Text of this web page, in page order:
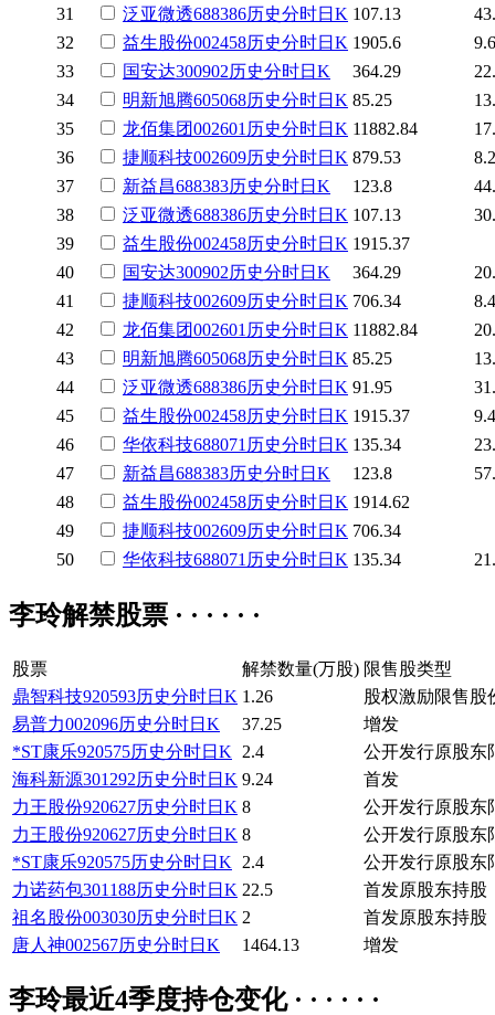
31
泛亚微透688386历史分时日K 107.13
32
益生股份002458历史分时日K 1905.6
33
国安达300902历史分时日K 364.29
34
明新旭腾605068历史分时日K 85.25
35
龙佰集团002601 历史分时日K 11882.84
36
捷顺科技002609历史分时日K 879.53
37
新益昌688383历史分时日K 123.8
38
泛亚微透688386历史分时日K 107.13
39
益生股份002458历史分时日K 1915.37
40
国安达300902历史分时日K 364.29
41
捷顺科技002609历史分时日K 706.34
42
龙佰集团002601 历史分时日K 11882.84
43
明新旭腾605068历史分时日K 85.25
44
泛亚微透688386历史分时日K 91.95
45
益生股份002458历史分时日K 1915.37
46
华依科技688071 历史分时日K 135.34
47
新益昌688383历史分时日K 123.8
48
益生股份002458历史分时日K 1914.62
49
捷顺科技002609历史分时日K 706.34
50
华依科技688071 历史分时日K 135.34
李玲解禁股票 · · · · · ·
股票 解禁数量(万股) 限售股类型
鼎智科技920593历史分时日K 1.26
股权激励限售股
易普力002096历史分时日K 37.25
增发
*ST康乐920575历史分时日K 2.4
公开发行原股东
海科新源301292历史分时日K 9.24
首发
力王股份920627历史分时日K 8
公开发行原股东
力王股份920627历史分时日K 8
公开发行原股东
*ST康乐920575历史分时日K 2.4
公开发行原股东
力诺药包301188历史分时日K 22.5
首发原股东持股
祖名股份003030历史分时日K 2
首发原股东持股
唐人神002567历史分时日K 1464.13 增发
李玲最近4季度持仓变化 · · · · · ·